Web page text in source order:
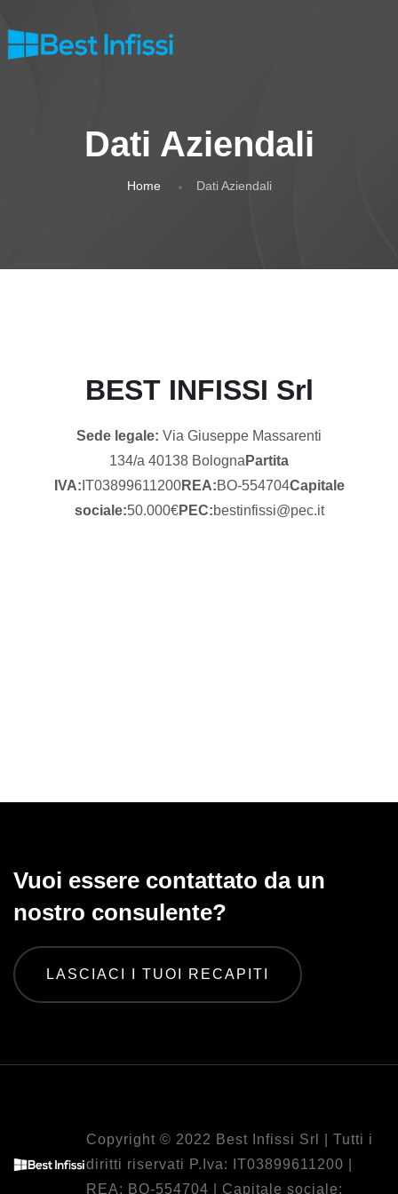
Dati Aziendali
Home Dati Aziendali
BEST INFISSI Srl
Sede legale: Via Giuseppe Massarenti
134/a 40138 Bologna Partita
IVA: IT03899611200REA:BO-554704Capitale
sociale:50.000€PEC:bestinfissi@pec.it
Vuoi essere contattato da un
nostro consulente?
LASCIACI I TUOI RECAPITI
Copyright © 2022 Best Infissi Srl | Tutti i
diritti riservati P.Iva: IT03899611200
REA: BO-554704 | Capitale sociale: